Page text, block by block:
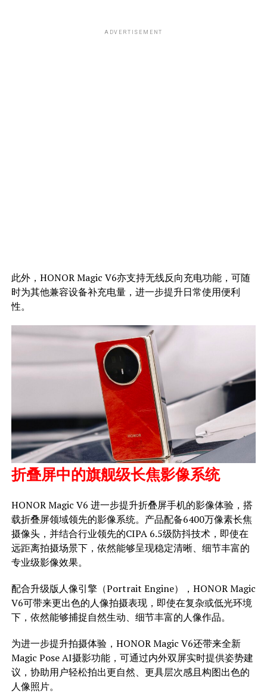
ADVERTISEMENT
此外，HONOR Magic V6亦支持无线反向充电功能，可随
时为其他兼容设备补充电量，进一步提升日常使用便利
性。
折叠屏中的旗舰级长焦影像系统
HONOR Magic V6 进一步提升折叠屏手机的影像体验，搭
载折叠屏领域领先的影像系统。产品配备6400万像素长焦
摄像头，并结合行业领先的CIPA 6.5级防抖技术，即使在
远距离拍摄场景下，依然能够呈现稳定清晰、细节丰富的
专业级影像效果。
配合升级版人像引擎（Portrait Engine），HONOR Magic
V6可带来更出色的人像拍摄表现，即使在复杂或低光环境
下，依然能够捕捉自然生动、细节丰富的人像作品。
为进一步提升拍摄体验，HONOR Magic V6还带来全新
Magic Pose AI摄影功能，可通过内外双屏实时提供姿势建
议，协助用户轻松拍出更自然、更具层次感且构图出色的
人像照片。